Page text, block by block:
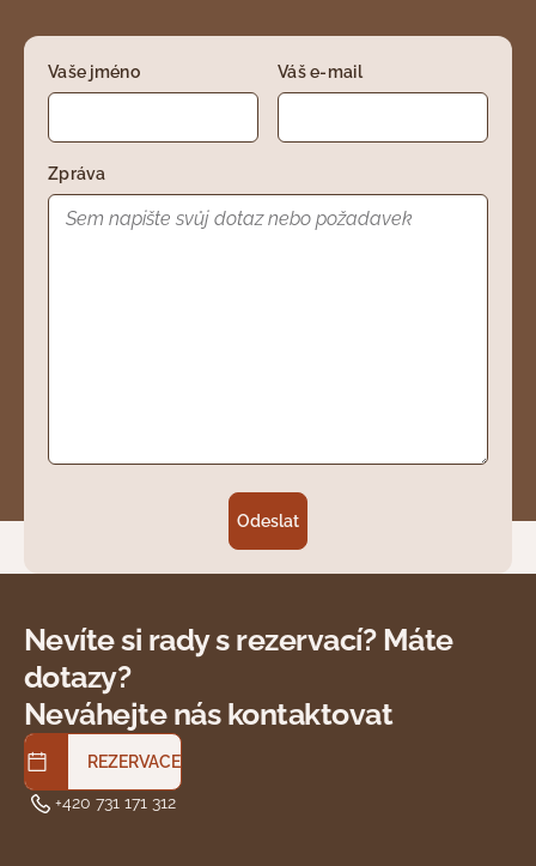
Vaše jméno Váš e-mail
Zpráva
Odeslat
Nevíte si rady s rezervací? Máte
dotazy?
Neváhejte nás kontaktovat
REZERVACE
+420 731 171 312